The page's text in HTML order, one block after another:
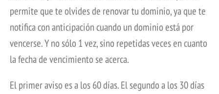
permite que te olvides de renovar tu dominio, ya que te
notifica con anticipación cuando un dominio está por
vencerse. Y no sólo 1 vez, sino repetidas veces en cuanto
la fecha de vencimiento se acerca.
El primer aviso es a los 60 días. El segundo a los 30 días